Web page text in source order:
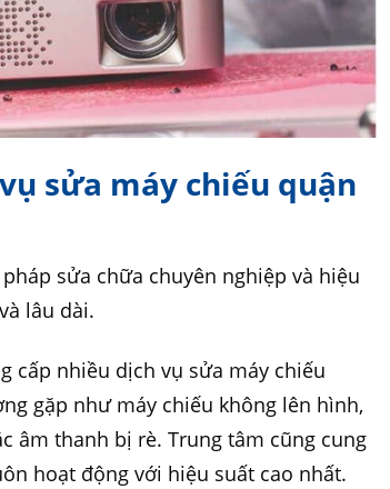
sửa máy chiếu quận
sửa chữa chuyên nghiệp và hiệu
lâu dài.
cấp nhiều dịch vụ sửa máy chiếu
gặp như máy chiếu không lên hình,
âm thanh bị rè. Trung tâm cũng cung
hoạt động với hiệu suất cao nhất.